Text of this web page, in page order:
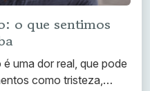
o que sentimos
uma dor real, que pode
como tristeza,…